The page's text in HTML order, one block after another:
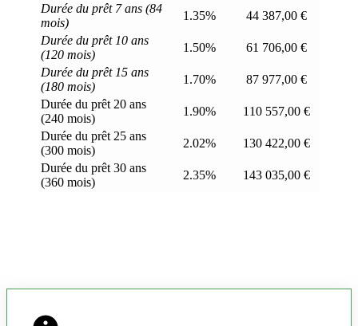
Durée du prêt 7 ans (84
mois)
1.35%
44 387,00 €
Durée du prêt 10 ans
(120 mois)
1.50%
61 706,00 €
Durée du prêt 15 ans
(180 mois)
1.70%
87 977,00 €
Durée du prêt 20 ans
(240 mois)
1.90%
110 557,00 €
Durée du prêt 25 ans
(300 mois)
2.02%
130 422,00 €
Durée du prêt 30 ans
(360 mois)
2.35% 143 035,00 €